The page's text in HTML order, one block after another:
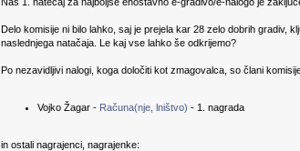
Delo komisije ni bilo lahko, saj je prejela kar 28 zelo dobrih gradiv,
naslednjega natačaja. Le kaj vse lahko še odkrijemo?
Po nezavidljivi nalogi, koga določiti kot zmagovalca, so člani
Vojko Žagar - Računa(nje, lništvo) - 1. nagrada
in ostali nagrajenci, nagrajenke: